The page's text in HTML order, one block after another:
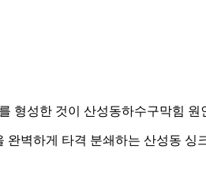
형성한 것이 산성동하수구막힘 원
벽하게 타격 분쇄하는 산성동 싱